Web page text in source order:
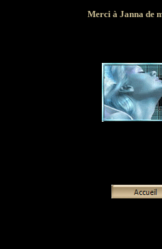
Merci à Janna de